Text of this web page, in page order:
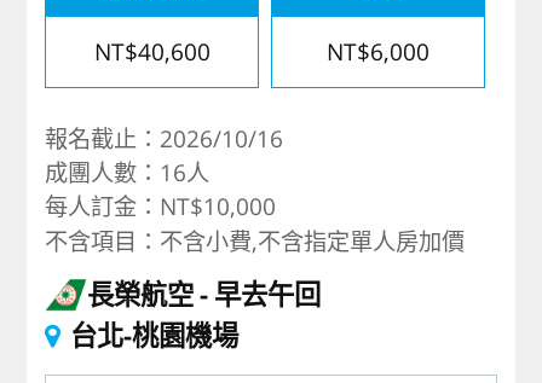
NT$40,600 NT$6,000
報名截止：2026/10/16
成團人數：16人
每人訂金：NT$10,000
不含項目：不含小費,不含指定單人房加價
長榮航空 早去午回
台北-桃園機場